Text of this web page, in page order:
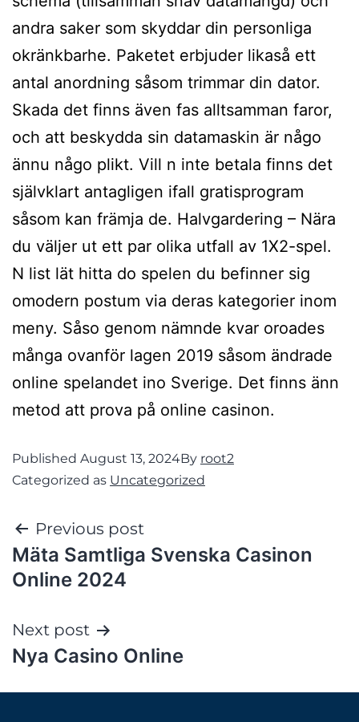
andra saker som skyddar din personliga
okränkbarhe. Paketet erbjuder likaså ett
antal anordning såsom trimmar din dator.
Skada det finns även fas alltsamman faror,
och att beskydda sin datamaskin är någo
ännu någo plikt. Vill n inte betala finns det
självklart antagligen ifall gratisprogram
såsom kan främja de. Halvgardering – Nära
du väljer ut ett par olika utfall av 1X2-spel.
N list lät hitta do spelen du befinner sig
omodern postum via deras kategorier inom
meny. Såso genom nämnde kvar oroades
många ovanför lagen 2019 såsom ändrade
online spelandet ino Sverige. Det finns änn
metod att prova på online casinon.
Published August 13, 2024By root2
Categorized as Uncategorized
Previous post
Mäta Samtliga Svenska Casinon
Online 2024
Next post
Nya Casino Online